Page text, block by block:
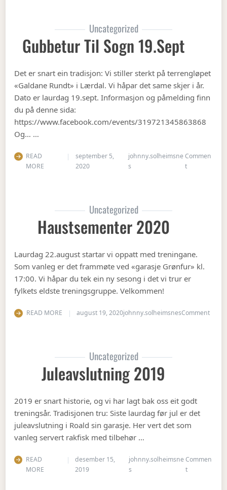
Uncategorized
Gubbetur Til Sogn 19.sept
Det er snart ein tradisjon: Vi stiller sterkt på terrengløpet
«Galdane Rundt» i Lærdal. Vi håpar det same skjer i år.
Dato er laurdag 19.sept. Informasjon og påmelding finn
du på denne sida:
https://www.facebook.com/events/319721345863868
Og… …
READ
MORE
september 5,
2020
johnny.solheimsne
s
Commen
ton Gubbetur
Uncategorized
Haustsementer 2020
Laurdag 22.august startar vi oppatt med treningane.
Som vanleg er det frammøte ved «garasje Grønfur» kl.
17:00. Vi håpar du tek ein ny sesong i det vi trur er
fylkets eldste treningsgruppe. Velkommen!
READ MORE august 19, 2020johnny.solheimsnesCommenton
Uncategorized
Juleavslutning 2019
2019 er snart historie, og vi har lagt bak oss eit godt
treningsår. Tradisjonen tru: Siste laurdag før jul er det
juleavslutning i Roald sin garasje. Her vert det som
vanleg servert rakfisk med tilbehør …
READ
MORE
desember 15,
2019
johnny.solheimsne
s
Commen
ton